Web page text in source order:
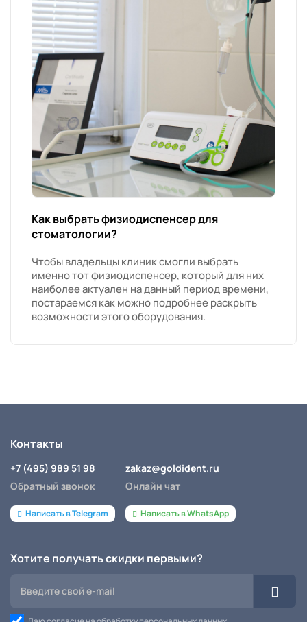
Как выбрать физиодиспенсер для
стоматологии?
Чтобы владельцы клиник смогли выбрать
именно тот физиодиспенсер, который для них
наиболее актуален на данный период времени,
постараемся как можно подробнее раскрыть
возможности этого оборудования.
Контакты
+7 (495) 989 51 98
Обратный звонок
Написать в Telegram
zakaz@goldident.ru
Онлайн чат
Написать в WhatsApp
Хотите получать скидки первыми?